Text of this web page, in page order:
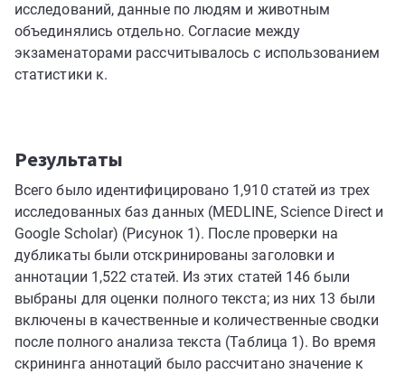
исследований, данные по людям и животным
объединялись отдельно. Согласие между
экзаменаторами рассчитывалось с использованием
статистики κ.
Результаты
Всего было идентифицировано 1,910 статей из трех
исследованных баз данных (MEDLINE, Science Direct и
Google Scholar) (Рисунок 1). После проверки на
дубликаты были отскринированы заголовки и
аннотации 1,522 статей. Из этих статей 146 были
выбраны для оценки полного текста; из них 13 были
включены в качественные и количественные сводки
после полного анализа текста (Таблица 1). Во время
скрининга аннотаций было рассчитано значение κ